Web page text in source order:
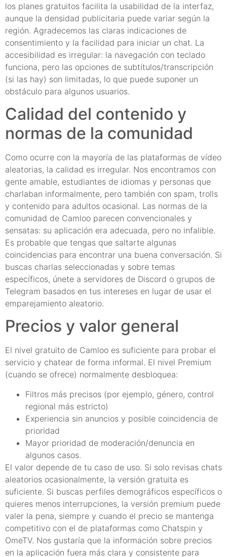
los planes gratuitos facilita la usabilidad de la interfaz,
aunque la densidad publicitaria puede variar según la
región. Agradecemos las claras indicaciones de
consentimiento y la facilidad para iniciar un chat. La
accesibilidad es irregular: la navegación con teclado
funciona, pero las opciones de subtítulos/transcripción
(si las hay) son limitadas, lo que puede suponer un
obstáculo para algunos usuarios.
Calidad del contenido y
normas de la comunidad
Como ocurre con la mayoría de las plataformas de vídeo
aleatorias, la calidad es irregular. Nos encontramos con
gente amable, estudiantes de idiomas y personas que
charlaban informalmente, pero también con spam, trolls
y contenido para adultos ocasional. Las normas de la
comunidad de Camloo parecen convencionales y
sensatas: su aplicación era adecuada, pero no infalible.
Es probable que tengas que saltarte algunas
coincidencias para encontrar una buena conversación. Si
buscas charlas seleccionadas y sobre temas
específicos, únete a servidores de Discord o grupos de
Telegram basados en tus intereses en lugar de usar el
emparejamiento aleatorio.
Precios y valor general
El nivel gratuito de Camloo es suficiente para probar el
servicio y chatear de forma informal. El nivel Premium
(cuando se ofrece) normalmente desbloquea:
Filtros más precisos (por ejemplo, género, control
regional más estricto)
Experiencia sin anuncios y posible coincidencia de
prioridad
Mayor prioridad de moderación/denuncia en
algunos casos.
El valor depende de tu caso de uso. Si solo revisas chats
aleatorios ocasionalmente, la versión gratuita es
suficiente. Si buscas perfiles demográficos específicos o
quieres menos interrupciones, la versión premium puede
valer la pena, siempre y cuando el precio se mantenga
competitivo con el de plataformas como Chatspin y
OmeTV. Nos gustaría que la información sobre precios
en la aplicación fuera más clara y consistente para